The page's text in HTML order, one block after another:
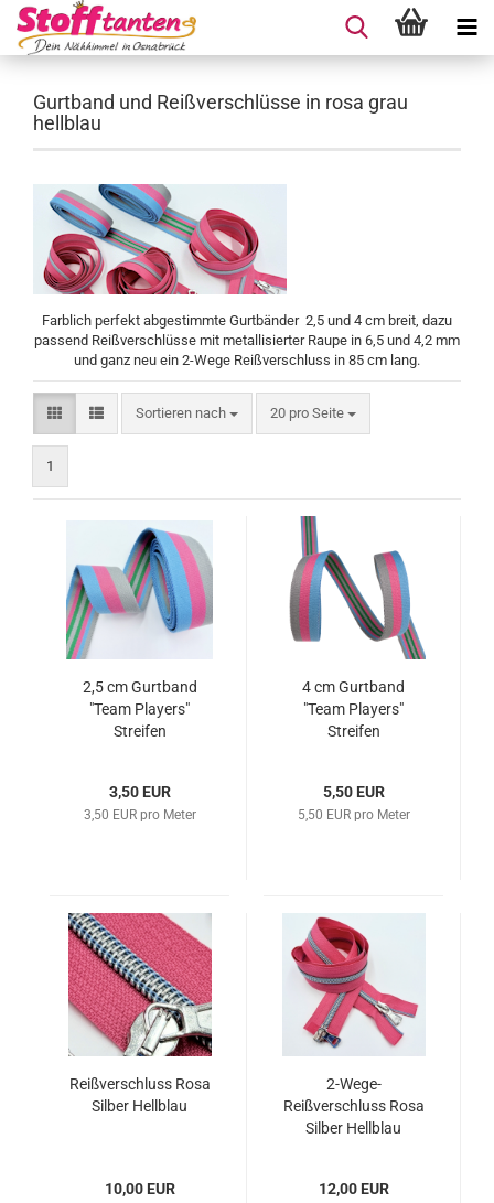
Gurtband und Reißverschlüsse in rosa grau
hellblau
Farblich perfekt abgestimmte Gurtbänder 2,5 und 4 cm breit, dazu
passend Reißverschlüsse mit metallisierter Raupe in 6,5 und 4,2 mm
und ganz neu ein 2-Wege Reißverschluss in 85 cm lang.
Sortieren nach
Sortieren nach 20 pro Seite
pro Seite
1
2,5 cm Gurtband
"Team Players"
Streifen
3,50 EUR
3,50 EUR pro Meter
4 cm Gurtband
"Team Players"
Streifen
5,50 EUR
5,50 EUR pro Meter
Reißverschluss Rosa
Silber Hellblau
10,00 EUR
2-Wege-
Reißverschluss Rosa
Silber Hellblau
12,00 EUR